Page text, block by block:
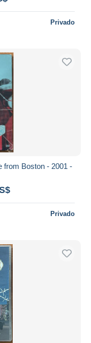
Privado
from Boston - 2001 -
Privado